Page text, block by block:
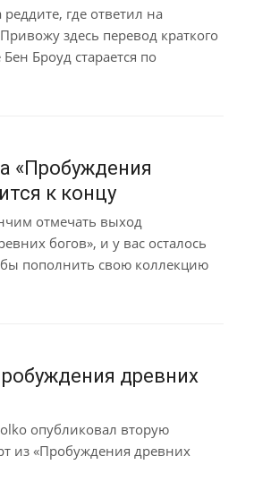
где ответил на
здесь перевод краткого
Броуд старается по
«Пробуждения
к концу
отмечать выход
богов», и у вас осталось
пополнить свою коллекцию
древних
опубликовал вторую
из «Пробуждения древних